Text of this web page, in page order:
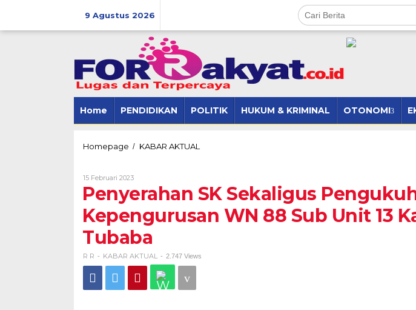
9 Agustus 2026
Home PENDIDIKAN POLITIK HUKUM & KRIMINAL OTONOMI
Homepage / KABAR AKTUAL
Kepengurusan
WN
88
Sub
Kabupaten
15 Februari 2023Oleh
R
Penyerahan SK Sekaligus
Kepengurusan WN 88 Sub Unit 13
Tubaba
R R - KABAR AKTUAL - 2.747 Views